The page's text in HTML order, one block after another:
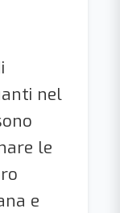
nel
le
e